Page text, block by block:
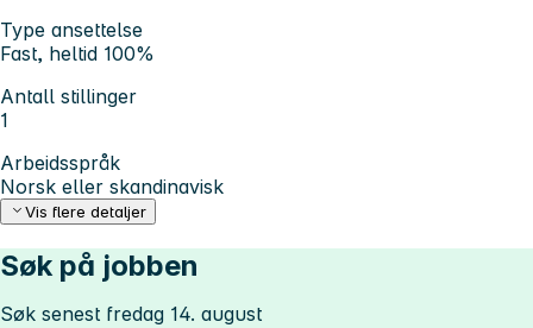
Type ansettelse
Fast, heltid 100%
Antall stillinger
1
Arbeidsspråk
Norsk eller skandinavisk
Vis flere detaljer
Søk på jobben
Søk senest fredag 14. august